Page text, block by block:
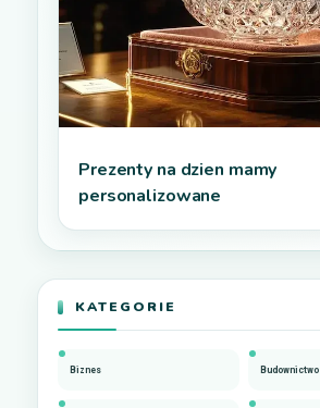
Prezenty na dzien mamy
personalizowane
KATEGORIE
Biznes Budownictwo